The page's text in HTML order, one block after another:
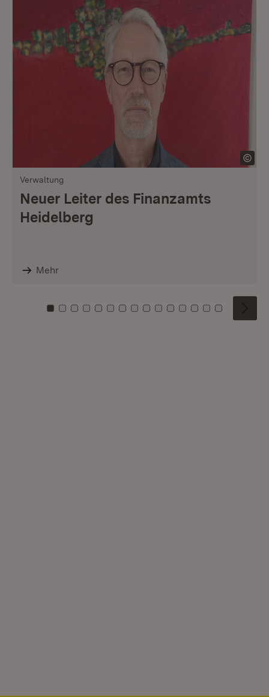
Verwaltung
Neuer Leiter des Finanzamts
Heidelberg
Mehr
Zu Kachel: 0
Zu Kachel: 1
Zu Kachel: 2
Zu Kachel: 3
Zu Kachel: 4
Zu Kachel: 5
Zu Kachel: 6
Zu Kachel: 7
Zu Kachel: 8
Zu Kachel: 9
Zu Kachel: 10
Zu Kachel: 11
Zu Kachel: 12
Zu Kachel:
Zu